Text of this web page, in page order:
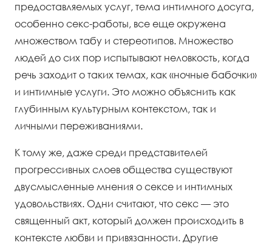
предоставляемых услуг, тема интимного досуга,
особенно секс-работы, все еще окружена
множеством табу и стереотипов. Множество
людей до сих пор испытывают неловкость, когда
речь заходит о таких темах, как «ночные бабочки»
и интимные услуги. Это можно объяснить как
глубинным культурным контекстом, так и
личными переживаниями.
К тому же, даже среди представителей
прогрессивных слоев общества существуют
двусмысленные мнения о сексе и интимных
удовольствиях. Одни считают, что секс — это
священный акт, который должен происходить в
контексте любви и привязанности. Другие